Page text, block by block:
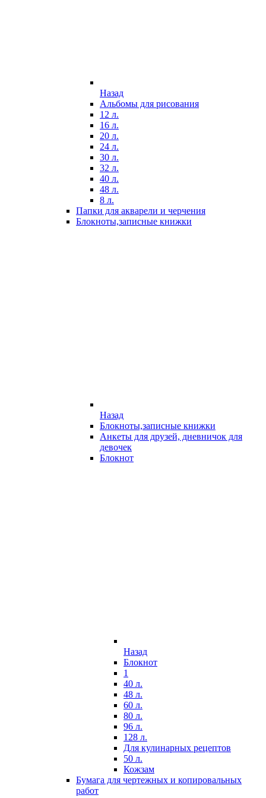
Назад
Альбомы для рисования
12 л.
16 л.
20 л.
24 л.
30 л.
32 л.
40 л.
48 л.
8 л.
Папки для акварели и черчения
Блокноты,записные книжки
Назад
Блокноты,записные книжки
Анкеты для друзей, дневничок для
девочек
Блокнот
Назад
Блокнот
1
40 л.
48 л.
60 л.
80 л.
96 л.
128 л.
Для кулинарных рецептов
50 л.
Кожзам
Бумага для чертежных и копировальных
работ